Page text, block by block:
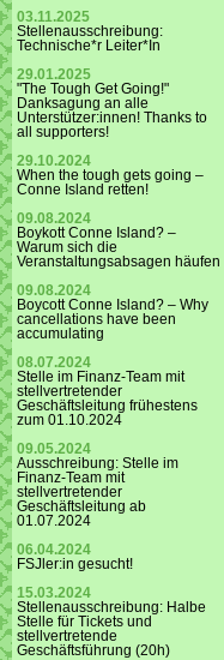
03.11.2025
Stellenausschreibung:
Technische*r Leiter*In
29.01.2025
"The Tough Get Going!"
Danksagung an alle
Unterstützer:innen! Thanks to
all supporters!
29.10.2024
When the tough gets going –
Conne Island retten!
09.08.2024
Boykott Conne Island? –
Warum sich die
Veranstaltungsabsagen häufen
09.08.2024
Boycott Conne Island? – Why
cancellations have been
accumulating
08.07.2024
Stelle im Finanz-Team mit
stellvertretender
Geschäftsleitung frühestens
zum 01.10.2024
09.05.2024
Ausschreibung: Stelle im
Finanz-Team mit
stellvertretender
Geschäftsleitung ab
01.07.2024
06.04.2024
FSJler:in gesucht!
15.03.2024
Stellenausschreibung: Halbe
Stelle für Tickets und
stellvertretende
Geschäftsführung (20h)